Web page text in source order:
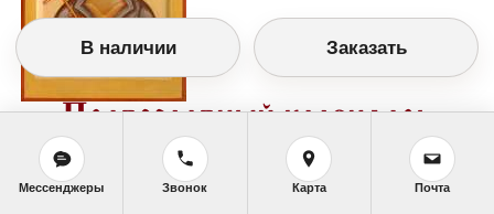
Православный календарь
<<Среда, 9 Июня (27 Мая по старому стилю)
В наличии Заказать
Мессенджеры Звонок Карта Почта